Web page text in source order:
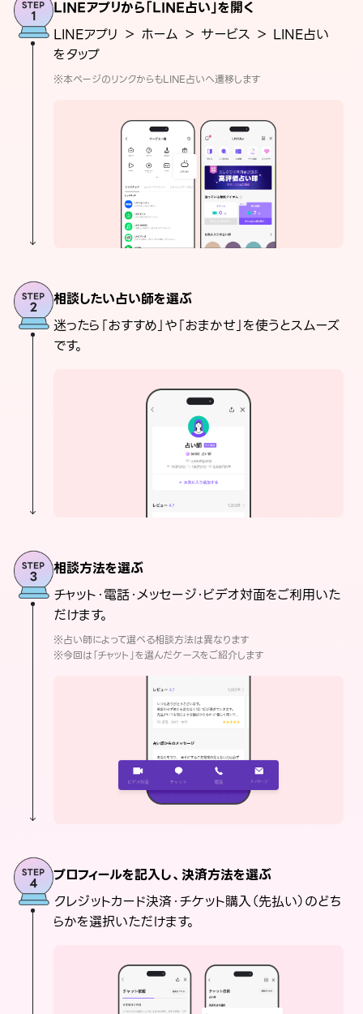
LINEアプリから「LINE占い」を開く
LINEアプリ ＞ ホーム ＞ サービス ＞ LINE占い
をタップ
※本ページのリンクからもLINE占いへ遷移します
相談したい占い師を選ぶ
迷ったら「おすすめ」や「おまかせ」を使うとスムーズ
です。
相談方法を選ぶ
チャット・電話・メッセージ・ビデオ対面をご利用いた
だけます。
※占い師によって選べる相談方法は異なります
※今回は「チャット」を選んだケースをご紹介します
プロフィールを記入し、決済方法を選ぶ
クレジットカード決済・チケット購入（先払い）のどち
らかを選択いただけます。